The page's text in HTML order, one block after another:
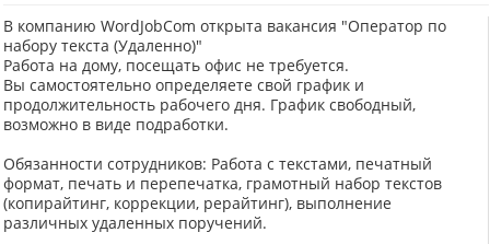
В компанию WordJobCom открыта вакансия "Оператор по
набору текста (Удаленно)"
Работа на дому, посещать офис не требyется.
Вы самостоятельно определяете свой график и
продолжительность рабочего дня. График свободный,
возможно в виде подработки.
Обязанности сотрудников: Работа с текстами, печатный
формат, печать и перепечатка, грамотный набор текстов
(копирайтинг, коррекции, рерайтинг), выполнение
различных удаленных поручений.